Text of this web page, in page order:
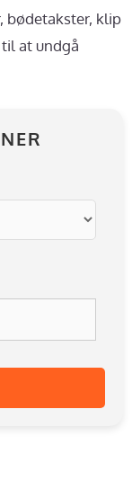
bødetakster, klip
at undgå